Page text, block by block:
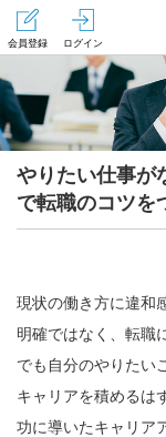
会員登録
ログイン
やりたい仕事が
で転職のコツを
現状の働き方に違和
明確ではなく、転職
でも自分のやりたい
キャリアを積めるは
功に導いたキャリア